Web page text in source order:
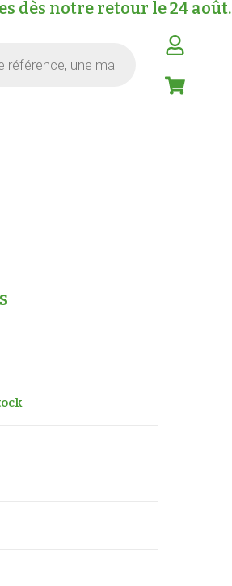
dès notre retour le 24 août.